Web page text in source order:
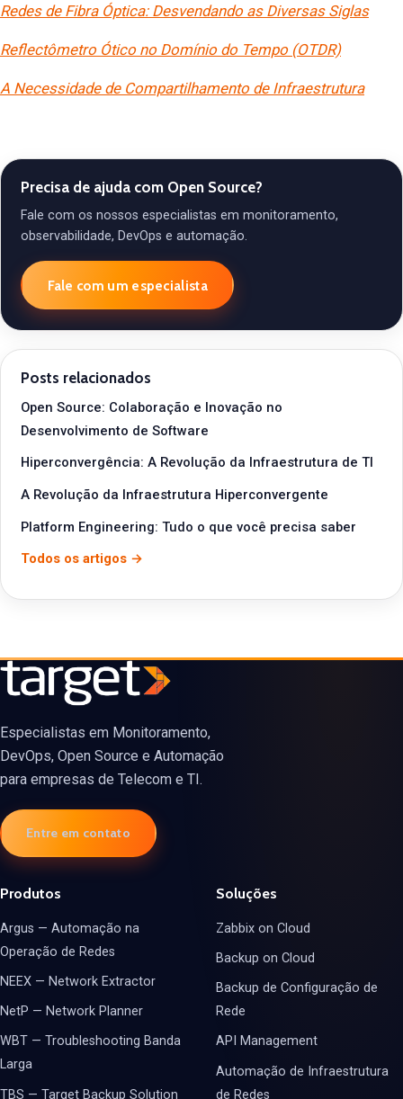
Redes de Fibra Óptica: Desvendando as Diversas Siglas
Reflectômetro Ótico no Domínio do Tempo (OTDR)
A Necessidade de Compartilhamento de Infraestrutura
Precisa de ajuda com Open Source?
Fale com os nossos especialistas em monitoramento,
observabilidade, DevOps e automação.
Fale com um especialista
Posts relacionados
Open Source: Colaboração e Inovação no
Desenvolvimento de Software
Hiperconvergência: A Revolução da Infraestrutura de TI
A Revolução da Infraestrutura Hiperconvergente
Platform Engineering: Tudo o que você precisa saber
Todos os artigos →
Especialistas em Monitoramento,
DevOps, Open Source e Automação
para empresas de Telecom e TI.
Entre em contato
Produtos
Argus — Automação na
Operação de Redes
NEEX — Network Extractor
NetP — Network Planner
WBT — Troubleshooting Banda
Larga
TBS — Target Backup Solution
Soluções
Zabbix on Cloud
Backup on Cloud
Backup de Configuração de
Rede
API Management
Automação de Infraestrutura
de Redes